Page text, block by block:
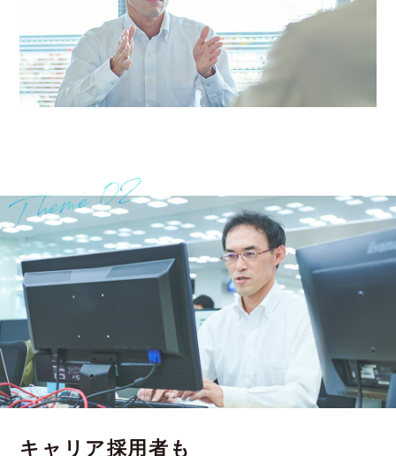
キャリア採用者も